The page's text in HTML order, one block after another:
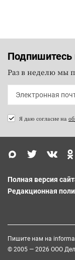
Подпишитесь
Раз в неделю мы
Я даю согласие на
Полная версия
Редакционная
Пишите нам на
© 2005 — 2026 ООО